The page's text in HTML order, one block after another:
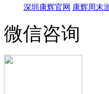
深圳康辉官网 康辉周末
微信咨询